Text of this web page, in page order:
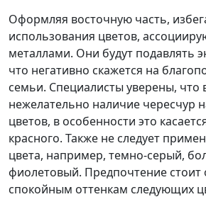
Оформляя восточную часть,
использования цветов,
металлами. Они будут подавлять
что негативно скажется на
семьи. Специалисты уверены, что
нежелательно наличие чересчур
цветов, в особенности это
красного. Также не следует
цвета, например, темно-серый,
фиолетовый. Предпочтение стоит
спокойным оттенкам следующих